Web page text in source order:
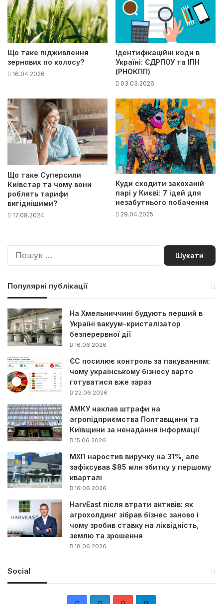
Що таке підживлення
зернових по колосу?
16.04.2026
Ідентифікаційні коди в
Україні: ЄДРПОУ та ІПН
(РНОКПП)
03.03.2026
Що таке Суперсили
Київстар та чому вони
роблять тарифи
вигіднішими?
17.08.2024
Куди сходити закоханій
парі у Києві: 7 ідей для
незабутнього побачення
29.04.2025
П
Популярні публікації
На Хмельниччині будують перший в
Україні вакуум-кристалізатор
безперервної дії
16.06.2026
ЄС посилює контроль за пакуванням:
чому українському бізнесу варто
готуватися вже зараз
22.06.2026
АМКУ наклав штрафи на
агропідприємства Полтавщини та
Київщини за ненадання інформації
15.06.2026
МХП наростив виручку на 31%, але
зафіксував $85 млн збитку у першому
кварталі
16.06.2026
HarvEast після втрати активів: як
агрохолдинг зібрав бізнес заново і
чому зробив ставку на ліквідність,
землю та зрошення
18.06.2026
Social